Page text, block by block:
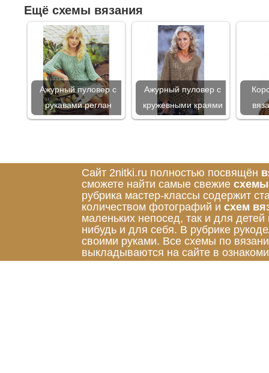
Ещё схемы вязания
Ажурный пуловер с
рукавами реглан
Ажурный пуловер с
кружевными краями
Сайт 2nitki.ru полностью посвящён
сможете найти самые свежие схемы
рубрика мастер-классы содержит
количеством фотографий и схем
маленьких непосед, так и для
нибудь и для себя. В рубрике
своими руками. Все схемы по
выкладываются на сайте в